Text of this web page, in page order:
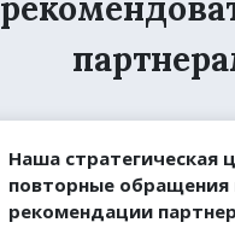
Наша стратегическая
повторные обращения
рекомендации